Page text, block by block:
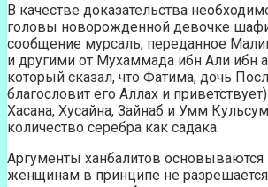
В качестве доказательства
головы новорожденной девочке
сообщение мурсаль, переданное
и другими от Мухаммада ибн Али ибн
который сказал, что Фатима, дочь
благословит его Аллах и
Хасана, Хусайна, Зайнаб и Умм
количество серебра как садака.
Аргументы ханбалитов основываются
женщинам в принципе не